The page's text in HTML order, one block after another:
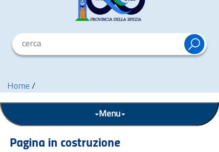
Home /
Menu
Pagina in costruzione